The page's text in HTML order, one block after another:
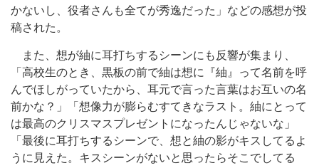
かないし、役者さんも全てが秀逸だった」などの感想が投
稿された。
また、想が紬に耳打ちするシーンにも反響が集まり、
「高校生のとき、黒板の前で紬は想に『紬』って名前を呼
んでほしがっていたから、耳元で言った言葉はお互いの名
前かな？」「想像力が膨らむすてきなラスト。紬にとって
は最高のクリスマスプレゼントになったんじゃないな」
「最後に耳打ちするシーンで、想と紬の影がキスしてるよ
うに見えた。キスシーンがないと思ったらそこでしてる